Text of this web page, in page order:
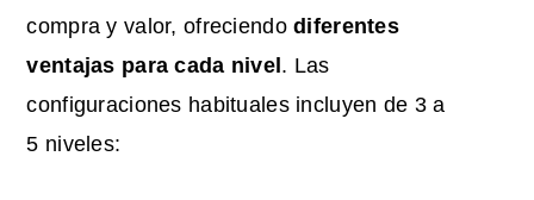
compra y valor, ofreciendodiferentes
ventajas para cada nivel. Las
configuraciones habituales incluyen de 3 a
5 niveles: